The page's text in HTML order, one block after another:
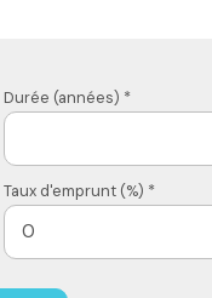
Durée (années) *
Taux d'emprunt (%) *